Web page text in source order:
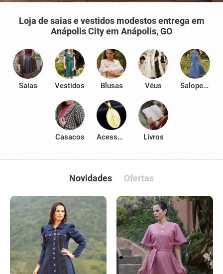
Loja de saias e vestidos modestos entrega em
Anápolis City em Anápolis, GO
Saias Vestidos Blusas Véus Salopetes
Casacos Acessórios Livros
Novidades Ofertas